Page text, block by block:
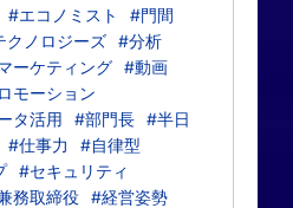
#エコノミスト
#門間
クノロジーズ #分析
ーケティング #動画
モーション
タ活用 #部門長 #半日
#仕事力
#自律型
#セキュリティ
務取締役 #経営姿勢